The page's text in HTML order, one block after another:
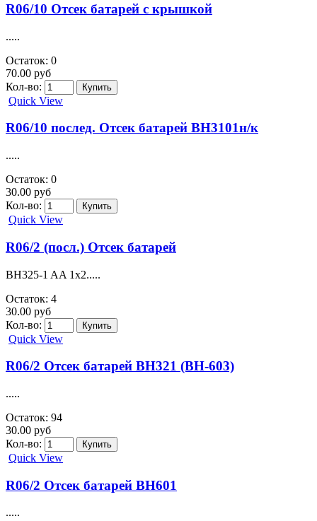
R06/10 Отсек батарей с крышкой
.....
Остаток: 0
70.00 руб
Кол-во:
Quick View
R06/10 послед. Отсек батарей BH3101н/к
.....
Остаток: 0
30.00 руб
Кол-во:
Quick View
R06/2 (посл.) Отсек батарей
BH325-1 AA 1x2.....
Остаток: 4
30.00 руб
Кол-во:
Quick View
R06/2 Отсек батарей BH321 (BH-603)
.....
Остаток: 94
30.00 руб
Кол-во:
Quick View
R06/2 Отсек батарей BH601
.....